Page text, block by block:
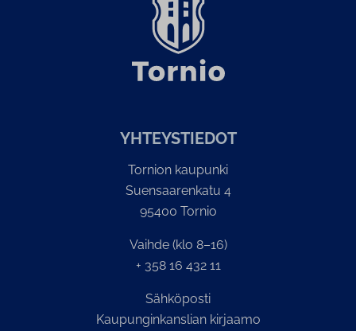
YH­TEYS­TIE­DOT
Tornion kaupunki
Suensaarenkatu 4
95400 Tornio
Vaihde (klo 8–16)
+ 358 16 432 11
Sähköposti
Kaupunginkanslian kirjaamo